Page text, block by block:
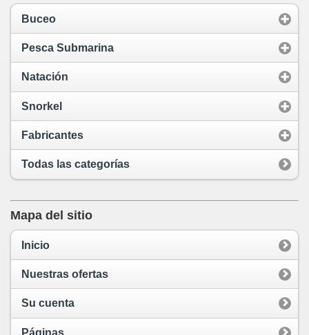
Buceo
Pesca Submarina
Natación
Snorkel
Fabricantes
Todas las categorías
Mapa del sitio
Inicio
Nuestras ofertas
Su cuenta
Páginas